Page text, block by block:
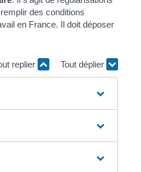
des conditions
en France. Il doit déposer
replier Tout déplier